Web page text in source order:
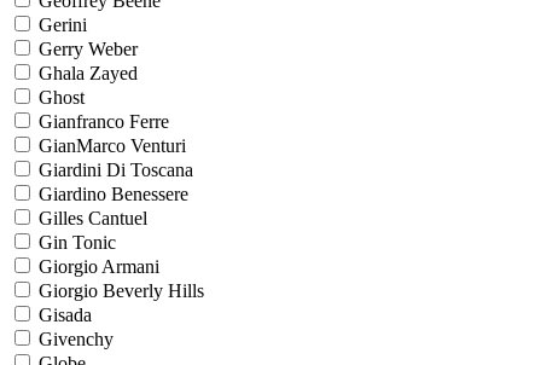
Gerini
Gerry Weber
Ghala Zayed
Ghost
Gianfranco Ferre
GianMarco Venturi
Giardini Di Toscana
Giardino Benessere
Gilles Cantuel
Gin Tonic
Giorgio Armani
Giorgio Beverly Hills
Gisada
Givenchy